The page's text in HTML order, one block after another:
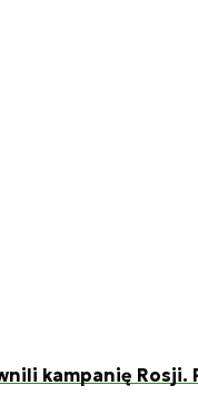
kampanię Rosji.